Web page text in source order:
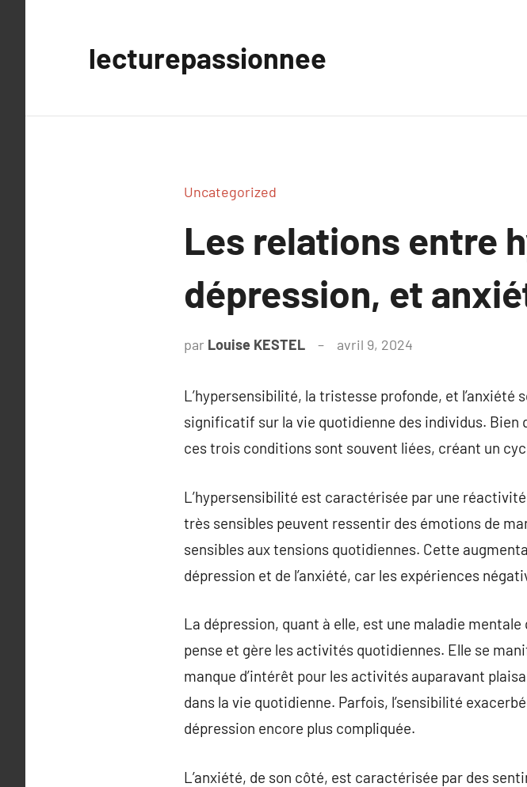
lecturepassionnee
Uncategorized
Les relations entre
dépression, et
par Louise KESTEL avril 9, 2024
L’hypersensibilité, la tristesse profonde, et
significatif sur la vie quotidienne des individus. Bien
ces trois conditions sont souvent liées, créant un
L’hypersensibilité est caractérisée par une
très sensibles peuvent ressentir des émotions de
sensibles aux tensions quotidiennes. Cette
dépression et de l’anxiété, car les expériences
La dépression, quant à elle, est une maladie
pense et gère les activités quotidiennes. Elle se
manque d’intérêt pour les activités auparavant
dans la vie quotidienne. Parfois, l’sensibilité
dépression encore plus compliquée.
L’anxiété, de son côté, est caractérisée par des